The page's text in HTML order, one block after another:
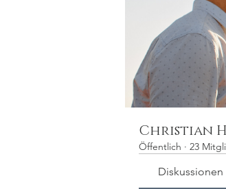
Christian
Öffentlich · 23
Diskussionen